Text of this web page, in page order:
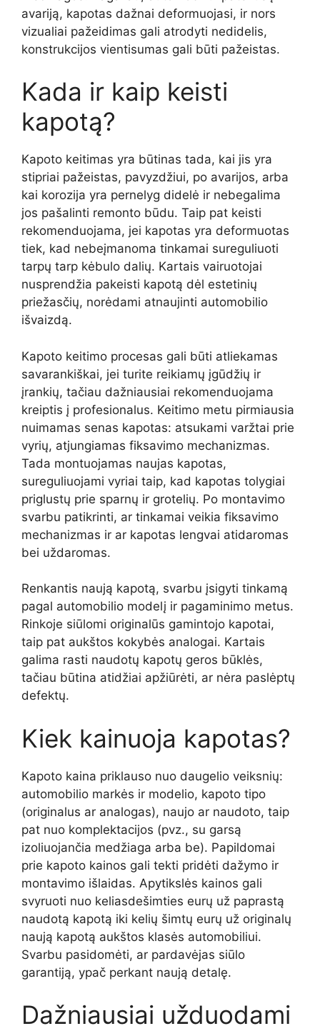
avariją, kapotas dažnai deformuojasi, ir nors
vizualiai pažeidimas gali atrodyti nedidelis,
konstrukcijos vientisumas gali būti pažeistas.
Kada ir kaip keisti
kapotą?
Kapoto keitimas yra būtinas tada, kai jis yra
stipriai pažeistas, pavyzdžiui, po avarijos, arba
kai korozija yra pernelyg didelė ir nebegalima
jos pašalinti remonto būdu. Taip pat keisti
rekomenduojama, jei kapotas yra deformuotas
tiek, kad nebeįmanoma tinkamai sureguliuoti
tarpų tarp kėbulo dalių. Kartais vairuotojai
nusprendžia pakeisti kapotą dėl estetinių
priežasčių, norėdami atnaujinti automobilio
išvaizdą.
Kapoto keitimo procesas gali būti atliekamas
savarankiškai, jei turite reikiamų įgūdžių ir
įrankių, tačiau dažniausiai rekomenduojama
kreiptis į profesionalus. Keitimo metu pirmiausia
nuimamas senas kapotas: atsukami varžtai prie
vyrių, atjungiamas fiksavimo mechanizmas.
Tada montuojamas naujas kapotas,
sureguliuojami vyriai taip, kad kapotas tolygiai
priglustų prie sparnų ir grotelių. Po montavimo
svarbu patikrinti, ar tinkamai veikia fiksavimo
mechanizmas ir ar kapotas lengvai atidaromas
bei uždaromas.
Renkantis naują kapotą, svarbu įsigyti tinkamą
pagal automobilio modelį ir pagaminimo metus.
Rinkoje siūlomi originalūs gamintojo kapotai,
taip pat aukštos kokybės analogai. Kartais
galima rasti naudotų kapotų geros būklės,
tačiau būtina atidžiai apžiūrėti, ar nėra paslėptų
defektų.
Kiek kainuoja kapotas?
Kapoto kaina priklauso nuo daugelio veiksnių:
automobilio markės ir modelio, kapoto tipo
(originalus ar analogas), naujo ar naudoto, taip
pat nuo komplektacijos (pvz., su garsą
izoliuojančia medžiaga arba be). Papildomai
prie kapoto kainos gali tekti pridėti dažymo ir
montavimo išlaidas. Apytikslės kainos gali
svyruoti nuo keliasdešimties eurų už paprastą
naudotą kapotą iki kelių šimtų eurų už originalų
naują kapotą aukštos klasės automobiliui.
Svarbu pasidomėti, ar pardavėjas siūlo
garantiją, ypač perkant naują detalę.
Dažniausiai užduodami